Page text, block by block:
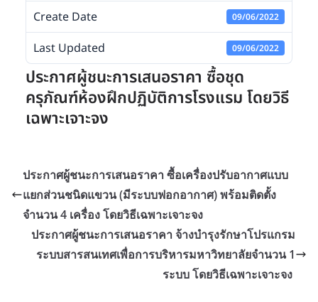
Create Date 09/06/2022
Last Updated 09/06/2022
ประกาศผู้ชนะการเสนอราคา ซื้อชุด
ครุภัณฑ์ห้องฝึกปฏิบัติการโรงแรม โดยวิธี
เฉพาะเจาะจง
ประกาศผู้ชนะการเสนอราคา ซื้อเครื่องปรับอากาศแบบ
แยกส่วนชนิดแขวน (มีระบบฟอกอากาศ) พร้อมติดตั้ง
จำนวน 4 เครื่อง โดยวิธีเฉพาะเจาะจง
ประกาศผู้ชนะการเสนอราคา จ้างบำรุงรักษาโปรแกรม
ระบบสารสนเทศเพื่อการบริหารมหาวิทยาลัยจำนวน 1
ระบบ โดยวิธีเฉพาะเจาะจง